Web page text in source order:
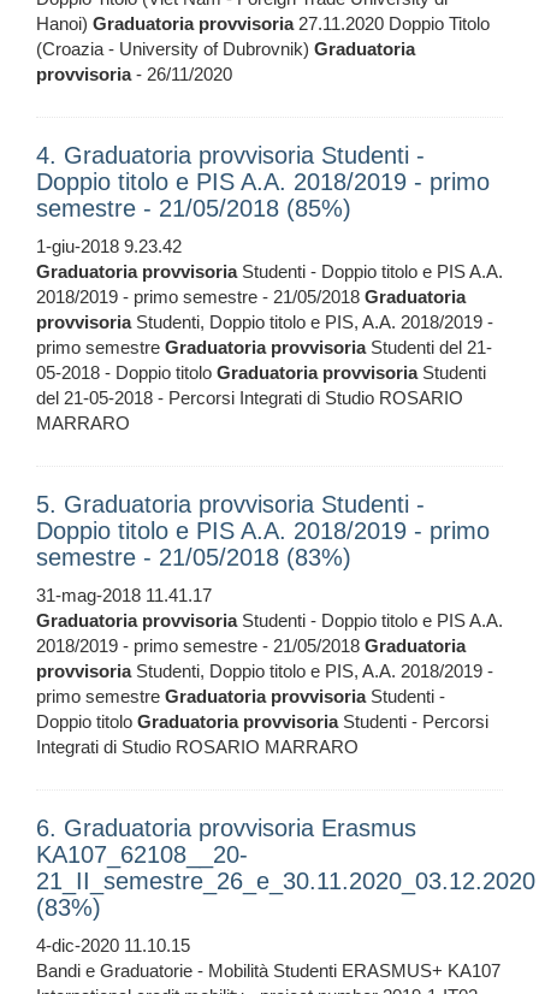
Hanoi) Graduatoria provvisoria27.11.2020 Doppio Titolo
(Croazia - University of Dubrovnik) Graduatoria
provvisoria- 26/11/2020
4. Graduatoria provvisoria Studenti -
Doppio titolo e PIS A.A. 2018/2019 - primo
semestre - 21/05/2018 (85%)
1-giu-2018 9.23.42
Graduatoria provvisoriaStudenti - Doppio titolo e PIS A.A.
2018/2019 - primo semestre - 21/05/2018 Graduatoria
provvisoriaStudenti, Doppio titolo e PIS, A.A. 2018/2019 -
primo semestre Graduatoria provvisoriaStudenti del 21-
05-2018 - Doppio titolo Graduatoria provvisoriaStudenti
del 21-05-2018 - Percorsi Integrati di Studio ROSARIO
MARRARO
5. Graduatoria provvisoria Studenti -
Doppio titolo e PIS A.A. 2018/2019 - primo
semestre - 21/05/2018 (83%)
31-mag-2018 11.41.17
Graduatoria provvisoriaStudenti - Doppio titolo e PIS A.A.
2018/2019 - primo semestre - 21/05/2018 Graduatoria
provvisoriaStudenti, Doppio titolo e PIS, A.A. 2018/2019 -
primo semestre Graduatoria provvisoriaStudenti -
Doppio titolo Graduatoria provvisoriaStudenti - Percorsi
Integrati di Studio ROSARIO MARRARO
6. Graduatoria provvisoria Erasmus
KA107_62108__20-
21_II_semestre_26_e_30.11.2020_03.12.2020
(83%)
4-dic-2020 11.10.15
Bandi e Graduatorie - Mobilità Studenti ERASMUS+ KA107